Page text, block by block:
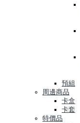
預組
周邊商品
卡盒
卡套
特價品